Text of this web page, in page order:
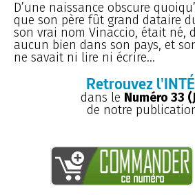
D’une naissance obscure
que son père fût grand dataire
son vrai nom Vinaccio, était né,
aucun bien dans son pays, et
ne savait ni lire ni écrire...
Retrouvez
dans le Numéro 33
de notre